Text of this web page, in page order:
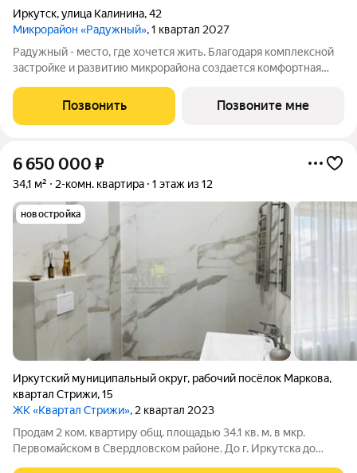
Иркутск,улица Калинина,42
Микрорайон «Радужный», 1 квартал 2027
Радужный - место, где хочется жить. Благодаря комплексной
застройке и развитию микрорайона создается комфортная
спортивные клубы, спа-салон, супермаркеты, детские
развивающие центры и клубы, школа,
Позвонить Позвоните мне
6 650 000 ₽
34,1 м² 2-комн. квартира 1 этаж из 12
новостройка
Иркутский муниципальный округ, рабочий посёлок Маркова,
квартал Стрижи,15
ЖК «Квартал Стрижи», 2 квартал 2023
Продам 2 ком. квартиру общ. площадью 34.1 кв. м. в мкр.
Первомайском в Свердловском районе. До г. Иркутска до